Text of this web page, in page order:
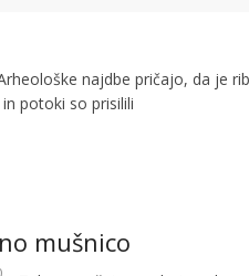
najdbe pričajo, da je
potoki so prisilili
mušnico